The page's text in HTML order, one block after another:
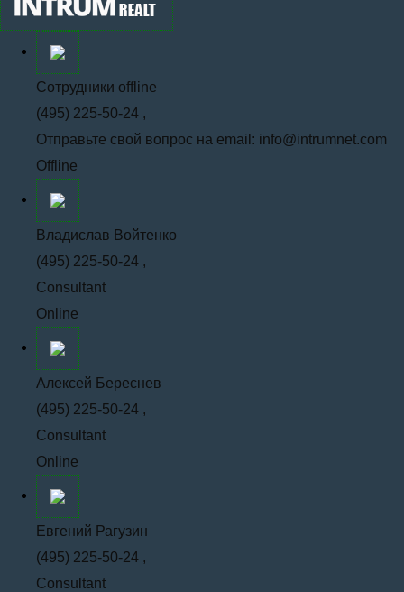
Сотрудники offline
(495) 225-50-24 ,
Отправьте свой вопрос на email: info@intrumnet.com
Offline
Владислав Войтенко
(495) 225-50-24 ,
Consultant
Online
Алексей Береснев
(495) 225-50-24 ,
Consultant
Online
Евгений Рагузин
(495) 225-50-24 ,
Consultant